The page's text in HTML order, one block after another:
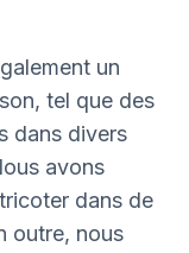
un
tel que des
dans divers
avons
dans de
outre, nous